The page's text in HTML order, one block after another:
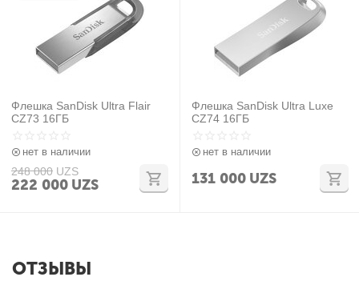
Флешка SanDisk Ultra Flair
CZ73 16ГБ
нет в наличии
248 000 UZS
222 000 UZS
Флешка SanDisk Ultra Luxe
CZ74 16ГБ
нет в наличии
131 000 UZS
ОТЗЫВЫ